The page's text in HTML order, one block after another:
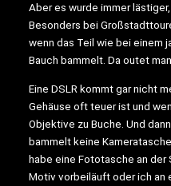
Aber es wurde immer
Besonders bei
wenn das Teil wie bei einem
Bauch bammelt. Da outet
Eine DSLR kommt gar nicht
Gehäuse oft teuer ist und
Objektive zu Buche. Und
bammelt keine
habe eine Fototasche an der
Motiv vorbeiläuft oder ich an